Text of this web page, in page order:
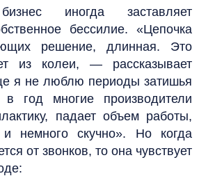
иногда заставляет
бессилие. «Цепочка
решение, длинная. Это
из колеи, — рассказывает
я не люблю периоды затишья
год многие производители
падает объем работы,
и немного скучно». Но когда
от звонков, то она чувствует